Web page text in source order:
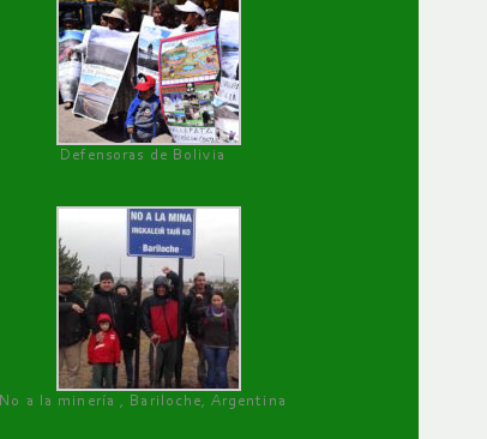
Defensoras de Bolivia
No a la minería , Bariloche, Argentina